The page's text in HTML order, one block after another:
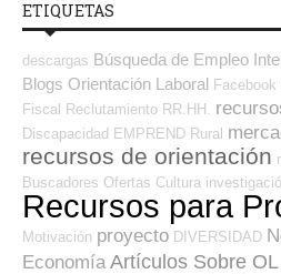
ETIQUETAS
descargas Búsqueda de Empleo
Blogs Orientación Laboral Facebook
Fiscal
Reclutamiento RR.HH.
Discapacidad EMPREND Rural
recursos de orientación
Buscadores Ofertas Cultura
Recursos para
Motivación proyecto DIVERSIDAD
Economía Artículos Sobre OL